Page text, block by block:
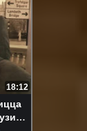
18:12